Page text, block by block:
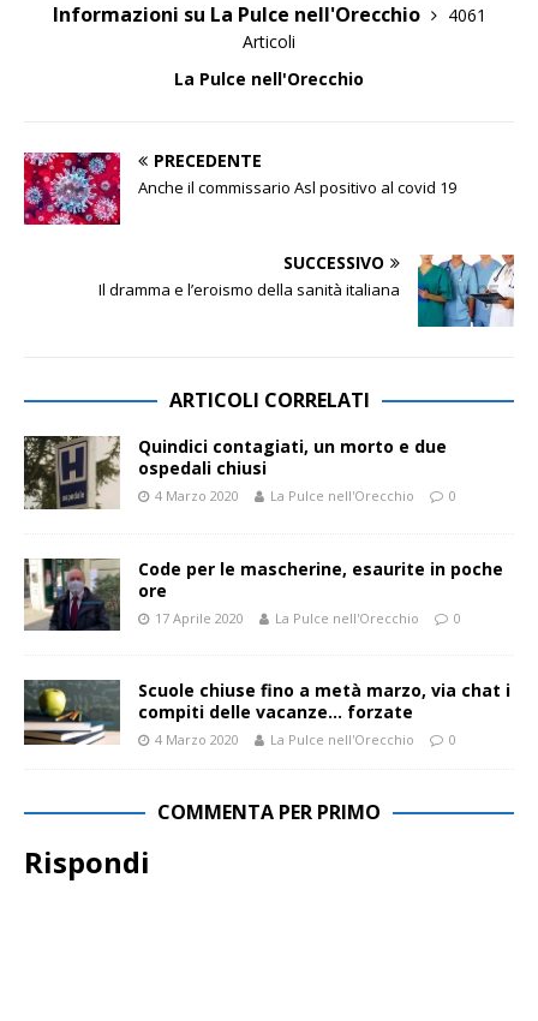
Informazioni su La Pulce nell'Orecchio
4061
Articoli
La Pulce nell'Orecchio
PRECEDENTE
Anche il commissario Asl positivo al covid 19
SUCCESSIVO
Il dramma e l’eroismo della sanità italiana
ARTICOLI CORRELATI
Quindici contagiati, un morto e due
ospedali chiusi
4 Marzo 2020 La Pulce nell'Orecchio 0
Code per le mascherine, esaurite in poche
ore
17 Aprile 2020 La Pulce nell'Orecchio 0
Scuole chiuse fino a metà marzo, via chat i
compiti delle vacanze… forzate
4 Marzo 2020 La Pulce nell'Orecchio 0
COMMENTA PER PRIMO
Rispondi